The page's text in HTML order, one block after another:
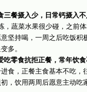
三餐摄入少，日常钙摄入
，蔬菜水果很少碰，之前
坚持喝，一周之后吃饭积
多。
吃零食抗拒正餐，常年饮
食，正餐主食基本不吃，
，饮用两周后愿意主动吃